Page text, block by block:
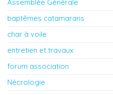
Assemblée Générale
baptêmes catamarans
char à voile
entretien et travaux
forum association
Nécrologie